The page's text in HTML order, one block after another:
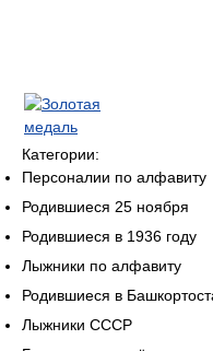
Категории:
Персоналии по алфавиту
Родившиеся 25 ноября
Родившиеся в 1936 году
Лыжники по алфавиту
Родившиеся в
Лыжники СССР